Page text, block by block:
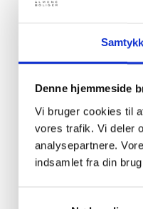
Denne hjemmeside
Vi bruger cookies til
vores trafik. Vi deler
analysepartnere.
indsamlet fra din